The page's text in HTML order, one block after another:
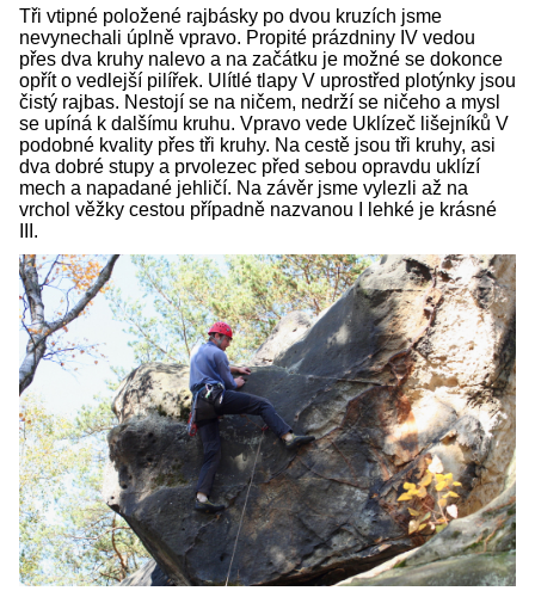
Tři vtipné položené rajbásky po dvou kruzích jsme
nevynechali úplně vpravo. Propité prázdniny IV vedou
přes dva kruhy nalevo a na začátku je možné se dokonce
opřít o vedlejší pilířek. Ulítlé tlapy V uprostřed plotýnky jsou
čistý rajbas. Nestojí se na ničem, nedrží se ničeho a mysl
se upíná k dalšímu kruhu. Vpravo vede Uklízeč lišejníků V
podobné kvality přes tři kruhy. Na cestě jsou tři kruhy, asi
dva dobré stupy a prvolezec před sebou opravdu uklízí
mech a napadané jehličí. Na závěr jsme vylezli až na
vrchol věžky cestou případně nazvanou I lehké je krásné
III.